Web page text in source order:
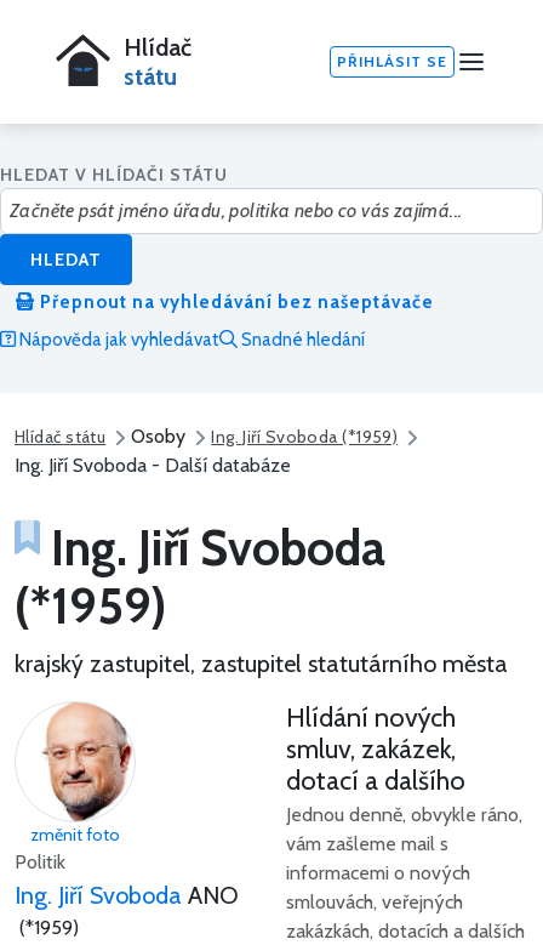
Hlídač
státu
PŘIHLÁSIT SE
HLEDAT V HLÍDAČI STÁTU
HLEDAT
Přepnout na vyhledávání bez našeptávače
Nápověda jak vyhledávat
Snadné hledání
Hlídač státu Osoby Ing. Jiří Svoboda (*1959)
Ing. Jiří Svoboda - Další databáze
Ing. Jiří Svoboda
(*1959)
krajský zastupitel, zastupitel statutárního města
změnit foto
Politik
Ing. Jiří Svoboda ANO
(*1959)
Hlídání nových
smluv, zakázek,
dotací a dalšího
Jednou denně, obvykle ráno,
vám zašleme mail s
informacemi o nových
smlouvách, veřejných
zakázkách, dotacích a dalších